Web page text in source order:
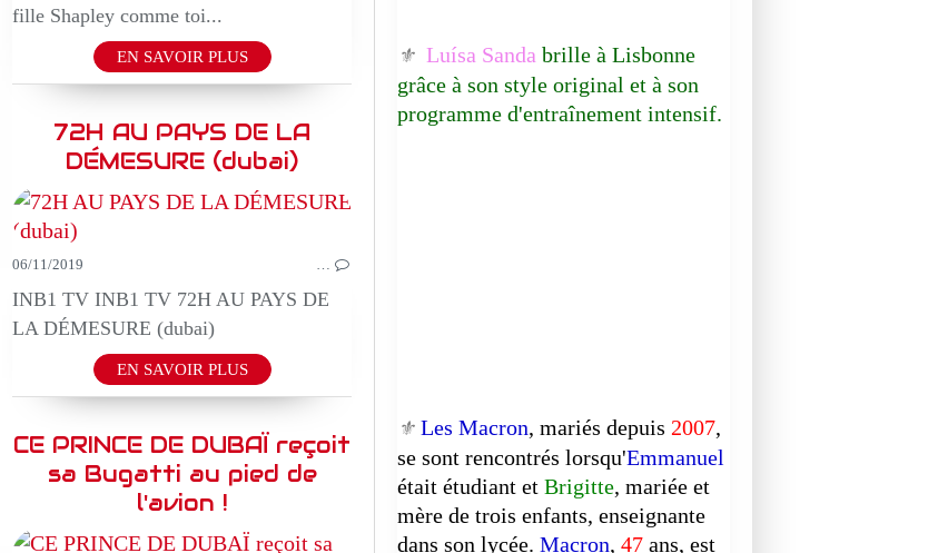
fille Shapley comme toi...
EN SAVOIR PLUS
72H AU PAYS DE LA
DÉMESURE (dubai)
06/11/2019
INB1 TV INB1 TV 72H AU PAYS DE
LA DÉMESURE (dubai)
EN SAVOIR PLUS
BEAUTE
EPIQUE
CE PRINCE DE DUBAÏ reçoit
sa Bugatti au pied de
l'avion !
⚜️ Luísa Sanda brille à Lisbonne
grâce à son style original et à son
programme d'entraînement intensif.
⚜️ Les Macron, mariés depuis 2007,
se sont rencontrés lorsqu'Emmanuel
était étudiant et Brigitte, mariée et
mère de trois enfants, enseignante
dans son lycée. Macron, 47 ans, est